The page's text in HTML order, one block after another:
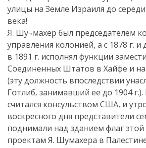
улицы на Земле Израиля до
века!
Я. Шу¬махер был председателем
управления колонией, а с 1878 г.
в 1891 г. исполнял функции
Соединенных Штатов в Хайфе и на
(эту должность впоследствии
Готлиб, занимавший ее до 1904
считался консульством США, и
воскресного дня представители
поднимали над зданием флаг
проектам Я. Шумахера в